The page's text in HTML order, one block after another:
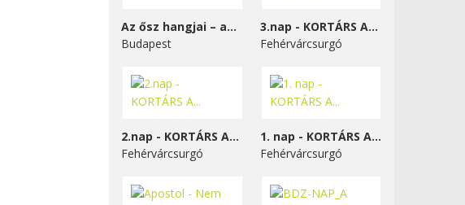
Az ősz hangjai – a...
Budapest
3.nap - KORTÁRS A...
Fehérvárcsurgó
2.nap - KORTÁRS A...
Fehérvárcsurgó
1. nap - KORTÁRS A...
Fehérvárcsurgó